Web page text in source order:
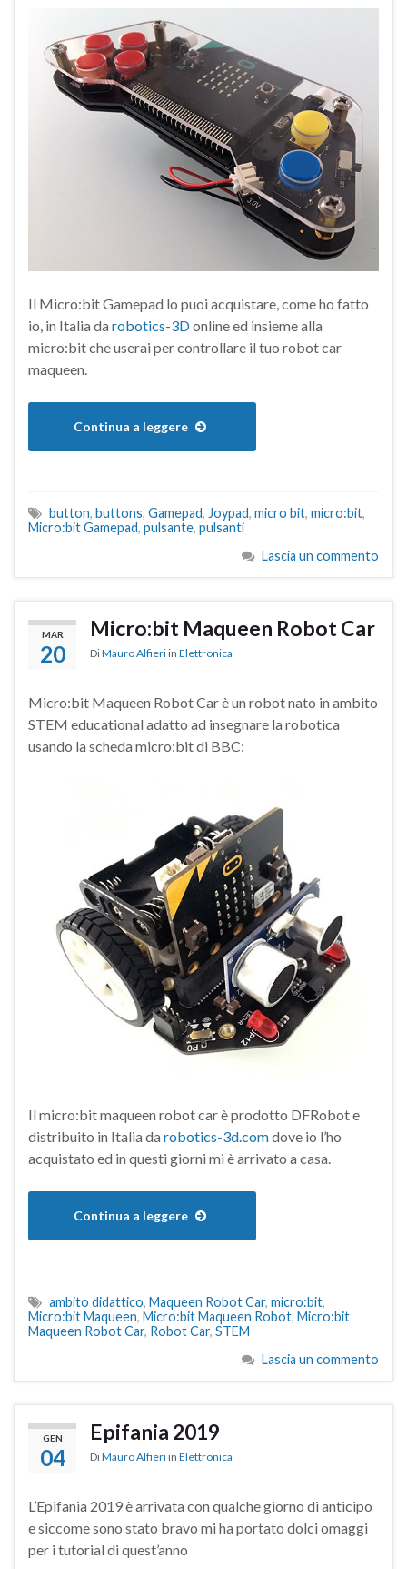
Il Micro:bit Gamepad lo puoi acquistare, come ho fatto
io, in Italia da robotics-3Donline ed insieme alla
micro:bit che userai per controllare il tuo robot car
maqueen.
Continua a leggere
button, buttons, Gamepad, Joypad, micro bit, micro:bit,
Micro:bit Gamepad, pulsante, pulsanti
Lascia un commento
MAR
20
Micro:bit Maqueen Robot Car
DiMauro Alfieri in Elettronica
Micro:bit Maqueen Robot Car è un robot nato in ambito
STEM educational adatto ad insegnare la robotica
usando la scheda micro:bit di BBC:
Il micro:bit maqueen robot car è prodotto DFRobot e
distribuito in Italia da robotics-3d.comdove io l’ho
acquistato ed in questi giorni mi è arrivato a casa.
Continua a leggere
ambito didattico, Maqueen Robot Car, micro:bit,
Micro:bit Maqueen, Micro:bit Maqueen Robot, Micro:bit
Maqueen Robot Car, Robot Car, STEM
Lascia un commento
GEN
04
Epifania 2019
DiMauro Alfieri in Elettronica
L’Epifania 2019 è arrivata con qualche giorno di anticipo
e siccome sono stato bravo mi ha portato dolci omaggi
per i tutorial di quest’anno